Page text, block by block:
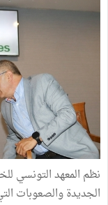
نظم المعهد التونسي
الجديدة والصعوبات